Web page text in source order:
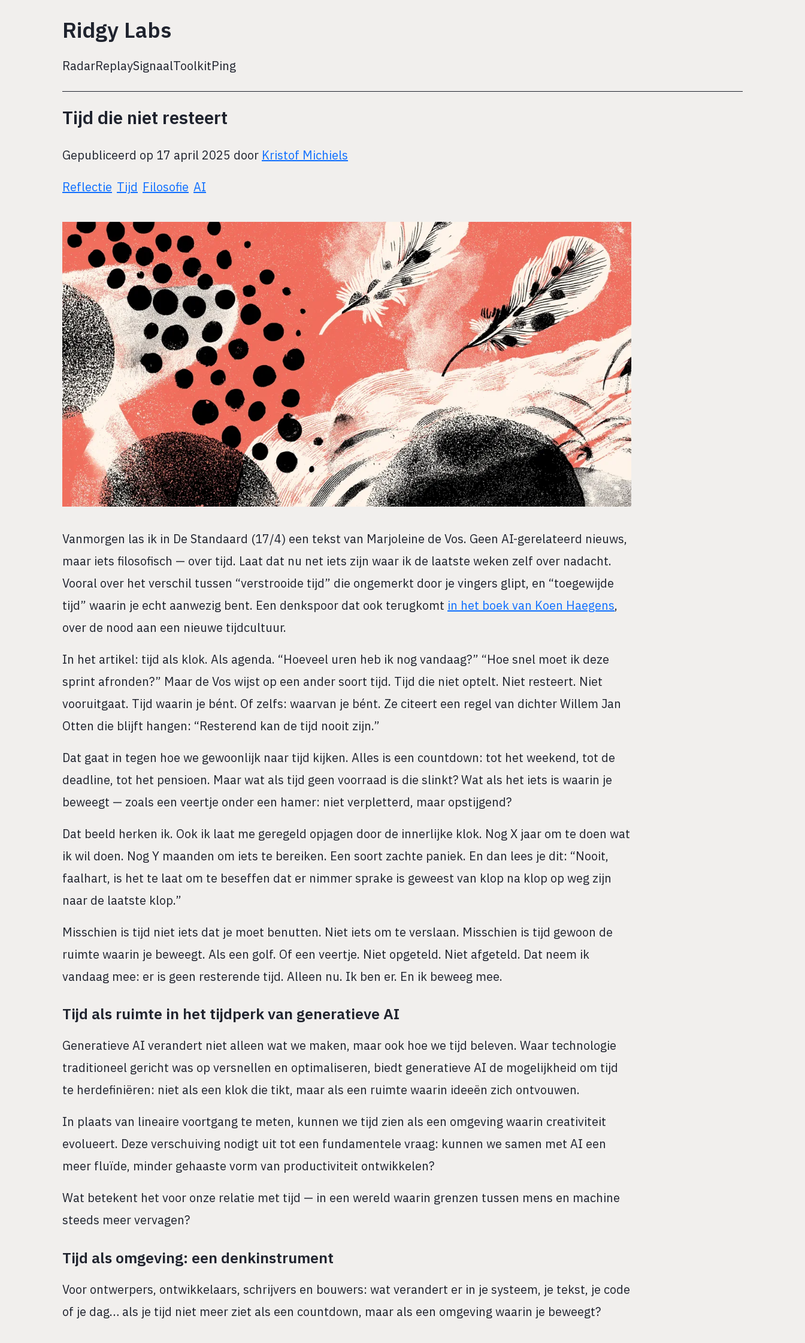
Ridgy Labs
RadarReplaySignaalToolkitPing
Tijd die niet resteert
Gepubliceerd op 17 april 2025 door Kristof Michiels
Reflectie Tijd Filosofie AI
Vanmorgen las ik in De Standaard (17/4) een tekst van Marjoleine de Vos. Geen AI-gerelateerd nieuws,
maar iets filosofisch — over tijd. Laat dat nu net iets zijn waar ik de laatste weken zelf over nadacht.
Vooral over het verschil tussen “verstrooide tijd” die ongemerkt door je vingers glipt, en “toegewijde
tijd” waarin je echt aanwezig bent. Een denkspoor dat ook terugkomt in het boek van Koen Haegens,
over de nood aan een nieuwe tijdcultuur.
In het artikel: tijd als klok. Als agenda. “Hoeveel uren heb ik nog vandaag?” “Hoe snel moet ik deze
sprint afronden?” Maar de Vos wijst op een ander soort tijd. Tijd die niet optelt. Niet resteert. Niet
vooruitgaat. Tijd waarin je bént. Of zelfs: waarvan je bént. Ze citeert een regel van dichter Willem Jan
Otten die blijft hangen: “Resterend kan de tijd nooit zijn.”
Dat gaat in tegen hoe we gewoonlijk naar tijd kijken. Alles is een countdown: tot het weekend, tot de
deadline, tot het pensioen. Maar wat als tijd geen voorraad is die slinkt? Wat als het iets is waarin je
beweegt — zoals een veertje onder een hamer: niet verpletterd, maar opstijgend?
Dat beeld herken ik. Ook ik laat me geregeld opjagen door de innerlijke klok. Nog X jaar om te doen wat
ik wil doen. Nog Y maanden om iets te bereiken. Een soort zachte paniek. En dan lees je dit: “Nooit,
faalhart, is het te laat om te beseffen dat er nimmer sprake is geweest van klop na klop op weg zijn
naar de laatste klop.”
Misschien is tijd niet iets dat je moet benutten. Niet iets om te verslaan. Misschien is tijd gewoon de
ruimte waarin je beweegt. Als een golf. Of een veertje. Niet opgeteld. Niet afgeteld. Dat neem ik
vandaag mee: er is geen resterende tijd. Alleen nu. Ik ben er. En ik beweeg mee.
Tijd als ruimte in het tijdperk van generatieve AI
Generatieve AI verandert niet alleen wat we maken, maar ook hoe we tijd beleven. Waar technologie
traditioneel gericht was op versnellen en optimaliseren, biedt generatieve AI de mogelijkheid om tijd
te herdefiniëren: niet als een klok die tikt, maar als een ruimte waarin ideeën zich ontvouwen.
In plaats van lineaire voortgang te meten, kunnen we tijd zien als een omgeving waarin creativiteit
evolueert. Deze verschuiving nodigt uit tot een fundamentele vraag: kunnen we samen met AI een
meer fluïde, minder gehaaste vorm van productiviteit ontwikkelen?
Wat betekent het voor onze relatie met tijd — in een wereld waarin grenzen tussen mens en machine
steeds meer vervagen?
Tijd als omgeving: een denkinstrument
Voor ontwerpers, ontwikkelaars, schrijvers en bouwers: wat verandert er in je systeem, je tekst, je code
of je dag… als je tijd niet meer ziet als een countdown, maar als een omgeving waarin je beweegt?